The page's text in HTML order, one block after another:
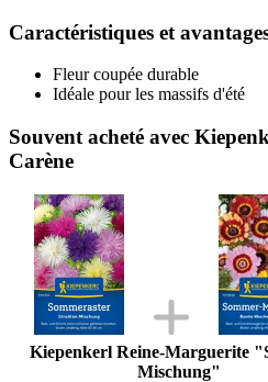
Caractéristiques et
Fleur coupée durable
Idéale pour les massifs d'été
Souvent acheté avec
Carène
Kiepenkerl Reine-Marguerite
Mischung"